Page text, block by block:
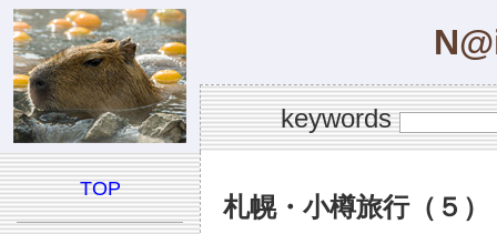
keywords
TOP
札幌・小樽旅行（５）